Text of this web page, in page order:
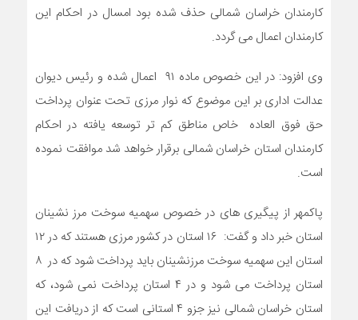
کارمندان خراسان شمالی حذف شده بود امسال در احکام این
کارمندان اعمال می گردد.
وی افزود: در این خصوص ماده ۹۱ اعمال شده و رئیس دیوان
عدالت اداری بر این موضوع که نوار مرزی تحت عنوان پرداخت
حق فوق العاده خاص مناطق کم تر توسعه یافته در احکام
کارمندان استان خراسان شمالی برقرار خواهد شد موافقت نموده
است.
پاکمهر از پیگیری های در خصوص سهمیه سوخت مرز نشینان
استان خبر داد و گفت: ۱۶ استان در کشور مرزی هستند که در ۱۲
استان این سهمیه سوخت مرزنشینان باید پرداخت شود که در ۸
استان پرداخت می شود و در ۴ استان پرداخت نمی شود، که
استان خراسان شمالی نیز جزو ۴ استانی است که از دریافت این